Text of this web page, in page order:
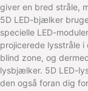
giver en bred stråle,
5D LED-bjælker
specielle LED-
projicerede lysstråle
blind zone, og
lysbjælker. 5D LED-
den også foran dig